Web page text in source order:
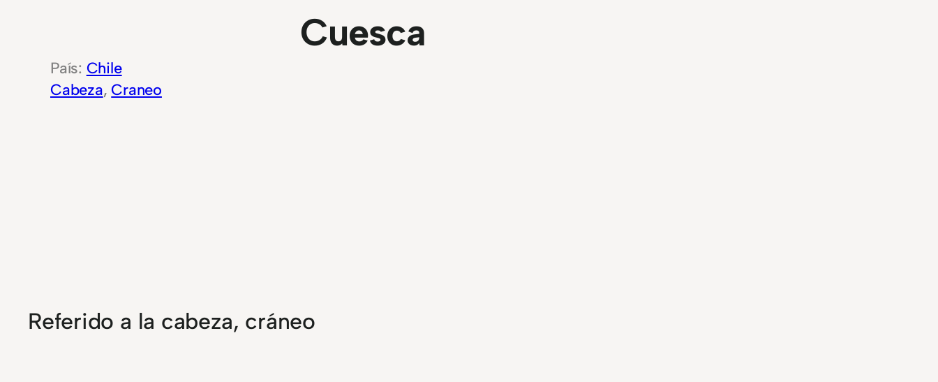
Cuesca
Chile
Cabeza, Craneo
Referido a la cabeza, cráneo